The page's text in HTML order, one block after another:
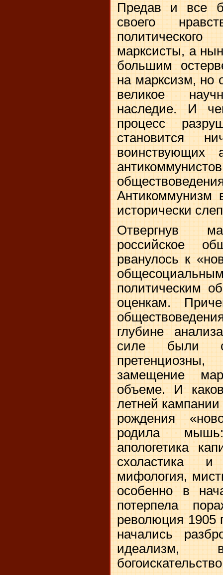
Предав и все
своего
марксисты, а
большим
на марксизм, но
великое
наследие. И
процесс
становится
воинствующих
Антикоммунизм
исторически
Отвергнув
российское
рванулось к
политическим
оценкам.
глубине
силе были
замещение
объеме. И
летней
рождения
родила
апологетика
схоластика и
мифология,
особенно в
потерпела
революция 1905
начались